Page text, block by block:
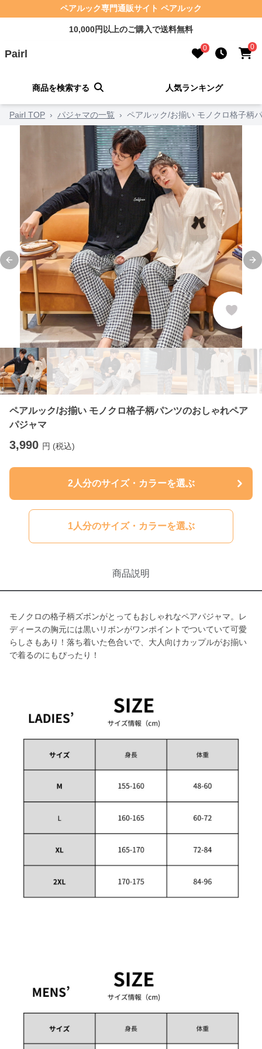
ペアルック専門通販サイト ペアルック
10,000円以上のご購入で送料無料
Pairl 0 0
商品を検索する 人気ランキング
Pairl TOP › パジャマの一覧 › ペアルック/お揃い モノクロ格子柄
Previous slide
ペアルック/お揃い モノクロ格子柄パンツのおしゃれペア
パジャマ
3,990 円 (税込)
2人分のサイズ・カラーを選ぶ
1人分のサイズ・カラーを選ぶ
商品説明
モノクロの格子柄ズボンがとってもおしゃれなペアパジャマ。レ
ディースの胸元には黒いリボンがワンポイントでついていて可愛
らしさもあり！落ち着いた色合いで、大人向けカップルがお揃い
で着るのにもぴったり！